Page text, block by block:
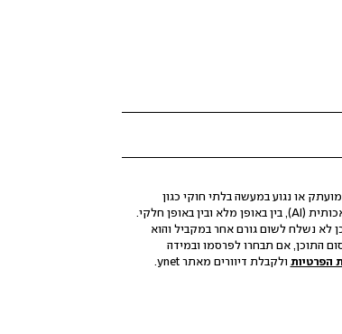
או נגוע במעשה בלתי חוקי כגון
הסגת גבול ופגיעה בפרטיות. התוכן לא הופק, לא נערך ולא עבר כל עיבוד באמצעות בינה מלאכותית (AI), בין באופן מלא ובין באופן חלקי.
לא נשלח לשום גורם אחר במקביל והוא
התוכן, אם תבחרו לפרסמו ובמידה
הפרטיות ולקבלת דיוורים מאתר ynet.